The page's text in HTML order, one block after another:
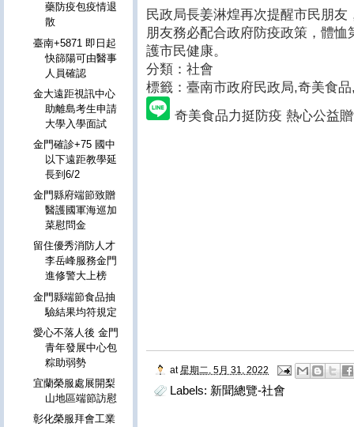
民政局長姜淋煌再次提醒市民朋
朋友務必配合政府防疫政策，體
護市民健康。
分類：社會
標籤：臺南市政府民政局,奇美食
奇美食品力挺防疫 熱心公益
at 星期二, 5月 31, 2022
Labels: 新聞總覽-社會
藥防疫包疫情退
散
臺南+5871 即日起
快篩陽可由醫事
人員確認
金大遠距視訊中心
助離島考生申請
大學入學面試
金門確診+75 國中
以下遠距教學延
長到6/2
金門縣府端節致贈
醫護國軍海巡加
菜慰問金
留住優秀消防人才
李岳峰服務金門
進修警大上榜
金門縣端節食品抽
驗結果均符規定
愛心不落人後 金門
青年發展中心包
粽助弱勢
宜蘭榮服處展開梨
山地區端節訪慰
彰化榮服拜會工業